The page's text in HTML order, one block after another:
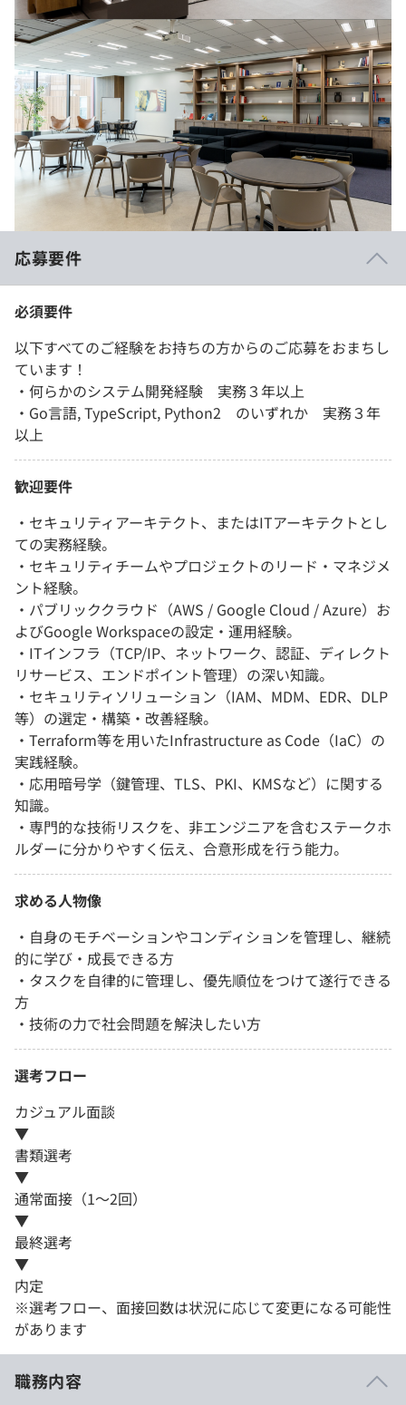
応募要件
必須要件
以下すべてのご経験をお持ちの方からのご応募をおまちし
ています！
・何らかのシステム開発経験 実務３年以上
・Go言語, TypeScript, Python2 のいずれか 実務３年
以上
歓迎要件
・セキュリティアーキテクト、またはITアーキテクトとし
ての実務経験。
・セキュリティチームやプロジェクトのリード・マネジメ
ント経験。
・パブリッククラウド（AWS / Google Cloud / Azure）お
よびGoogle Workspaceの設定・運用経験。
・ITインフラ（TCP/IP、ネットワーク、認証、ディレクト
リサービス、エンドポイント管理）の深い知識。
・セキュリティソリューション（IAM、MDM、EDR、DLP
等）の選定・構築・改善経験。
・Terraform等を用いたInfrastructure as Code（IaC）の
実践経験。
・応用暗号学（鍵管理、TLS、PKI、KMSなど）に関する
知識。
・専門的な技術リスクを、非エンジニアを含むステークホ
ルダーに分かりやすく伝え、合意形成を行う能力。
求める人物像
・自身のモチベーションやコンディションを管理し、継続
的に学び・成長できる方
・タスクを自律的に管理し、優先順位をつけて遂行できる
方
・技術の力で社会問題を解決したい方
選考フロー
カジュアル面談
▼
書類選考
▼
通常面接（1～2回）
▼
最終選考
▼
内定
※選考フロー、面接回数は状況に応じて変更になる可能性
があります
職務内容